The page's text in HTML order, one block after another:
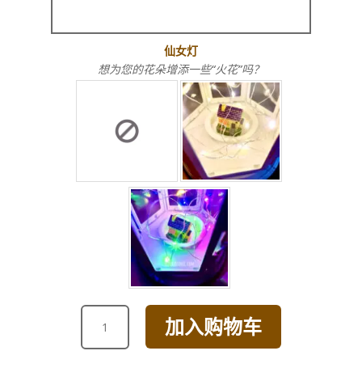
仙女灯
想为您的花朵增添一些“火花”吗？
ICE
ROSE
加入购物车